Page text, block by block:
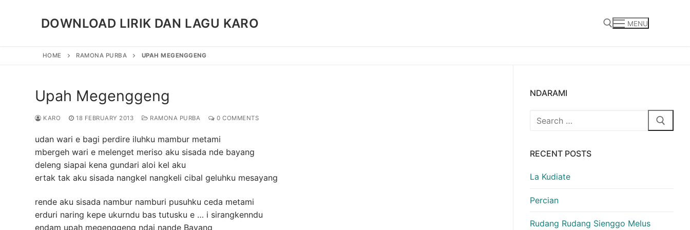
DOWNLOAD LIRIK DAN LAGU KARO MENU
HOME RAMONA PURBA UPAH MEGENGGENG
Upah Megenggeng
KARO 18 FEBRUARY 2013 RAMONA PURBA 0 COMMENTS
udan wari e bagi perdire iluhku mambur metami
mbergeh wari e melenget meriso aku sisada nde bayang
deleng siapai kena gundari aloi kel aku
ertak tak aku sisada nangkel nangkeli cibal geluhku mesayang
rende aku sisada nambur namburi pusuhku ceda metami
erduri naring kepe ukurndu bas tutusku e … i sirangkenndu
endam upah megenggeng ndai nande Bayang
NDARAMI
Search
RECENT POSTS
La Kudiate
Percian
Rudang Rudang Sienggo Melus